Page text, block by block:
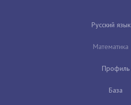
Русский язык
Математика
Профиль
База